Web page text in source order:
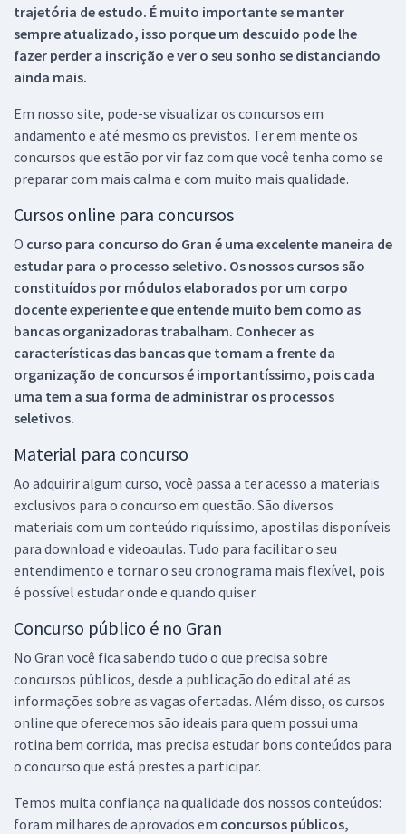
trajetória de estudo. É muito importante se manter
sempre atualizado, isso porque um descuido pode lhe
fazer perder a inscrição e ver o seu sonho se distanciando
ainda mais.
Em nosso site, pode-se visualizar os concursos em
andamento e até mesmo os previstos. Ter em mente os
concursos que estão por vir faz com que você tenha como se
preparar com mais calma e com muito mais qualidade.
Cursos online para concursos
O curso para concurso do Gran é uma excelente maneira de
estudar para o processo seletivo. Os nossos cursos são
constituídos por módulos elaborados por um corpo
docente experiente e que entende muito bem como as
bancas organizadoras trabalham. Conhecer as
características das bancas que tomam a frente da
organização de concursos é importantíssimo, pois cada
uma tem a sua forma de administrar os processos
seletivos.
Material para concurso
Ao adquirir algum curso, você passa a ter acesso a materiais
exclusivos para o concurso em questão. São diversos
materiais com um conteúdo riquíssimo, apostilas disponíveis
para download e videoaulas. Tudo para facilitar o seu
entendimento e tornar o seu cronograma mais flexível, pois
é possível estudar onde e quando quiser.
Concurso público é no Gran
No Gran você fica sabendo tudo o que precisa sobre
concursos públicos, desde a publicação do edital até as
informações sobre as vagas ofertadas. Além disso, os cursos
online que oferecemos são ideais para quem possui uma
rotina bem corrida, mas precisa estudar bons conteúdos para
o concurso que está prestes a participar.
Temos muita confiança na qualidade dos nossos conteúdos:
foram milhares de aprovados em concursos públicos,